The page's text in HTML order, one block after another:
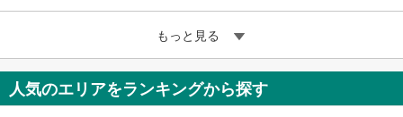
もっと見る
人気のエリアをランキングから探す